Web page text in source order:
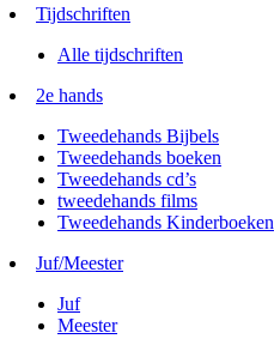
Tijdschriften
Alle tijdschriften
2e hands
Tweedehands Bijbels
Tweedehands boeken
Tweedehands cd’s
tweedehands films
Tweedehands Kinderboeken
Juf/Meester
Juf
Meester